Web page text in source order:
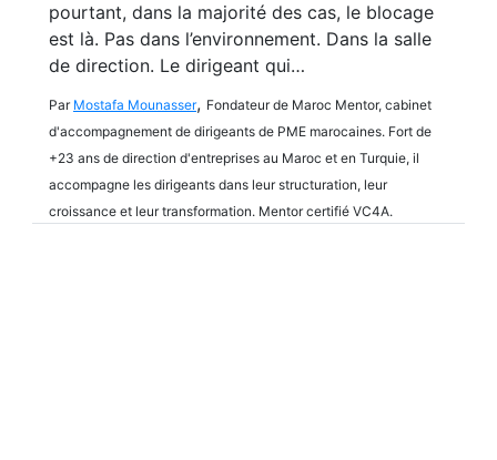
pourtant, dans la majorité des cas, le blocage
est là. Pas dans l’environnement. Dans la salle
de direction. Le dirigeant qui…
Par Mostafa Mounasser, Fondateur de Maroc Mentor, cabinet
d'accompagnement de dirigeants de PME marocaines. Fort de
+23 ans de direction d'entreprises au Maroc et en Turquie, il
accompagne les dirigeants dans leur structuration, leur
croissance et leur transformation. Mentor certifié VC4A.